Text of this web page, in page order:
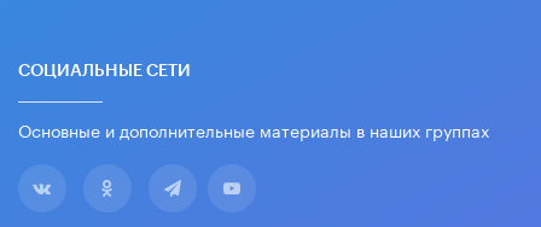
СОЦИАЛЬНЫЕ СЕТИ
Основные и дополнительные материалы в наших группах